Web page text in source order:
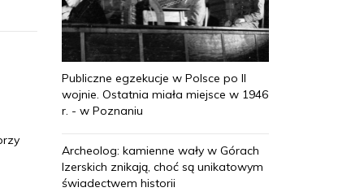
Publiczne egzekucje w Polsce po II
wojnie. Ostatnia miała miejsce w 1946
r. - w Poznaniu
Archeolog: kamienne wały w Górach
Izerskich znikają, choć są unikatowym
świadectwem historii